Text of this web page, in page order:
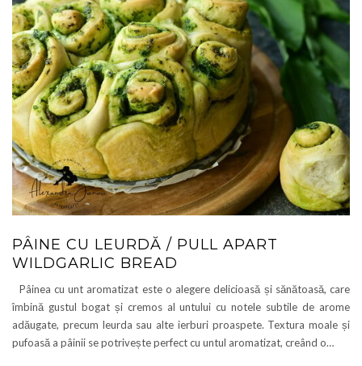
PÂINE CU LEURDĂ / PULL APART
WILDGARLIC BREAD
Pâinea cu unt aromatizat este o alegere delicioasă și sănătoasă, care
îmbină gustul bogat și cremos al untului cu notele subtile de arome
adăugate, precum leurda sau alte ierburi proaspete. Textura moale și
pufoasă a pâinii se potrivește perfect cu untul aromatizat, creând o…